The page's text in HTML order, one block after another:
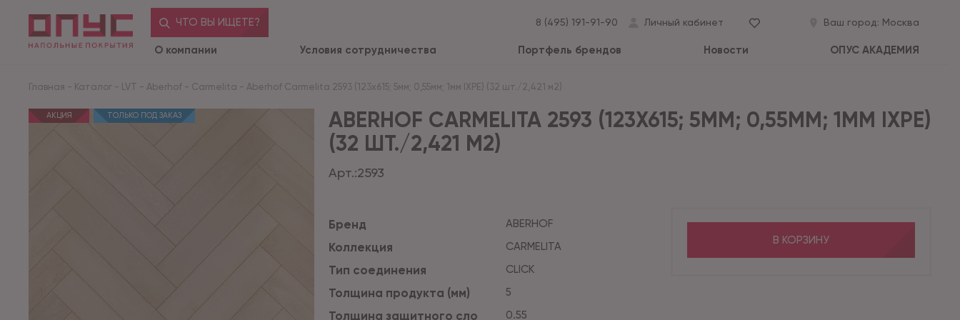
ЧТО ВЫ ИЩЕТЕ? 8 (495) 191-91-90 Личный кабинет Ваш город: Москва
О компании Условия сотрудничества Портфель брендов Новости ОПУС АКАДЕМИЯ
Главная - Каталог - LVT - Aberhof - Carmelita - Aberhof Carmelita 2593 (123x615; 5мм; 0,55мм; 1мм IXPE) (32 шт./2,421 м2)
АКЦИЯ ТОЛЬКО ПОД ЗАКАЗ
ABERHOF CARMELITA 2593 (123X615; 5ММ; 0,55ММ; 1ММ IXPE)
(32 ШТ./2,421 М2)
Арт.:2593
Бренд ABERHOF
Коллекция CARMELITA
Тип соединения CLICK
Толщина продукта (мм) 5
Толщина защитного сло
0.55
В КОРЗИНУ